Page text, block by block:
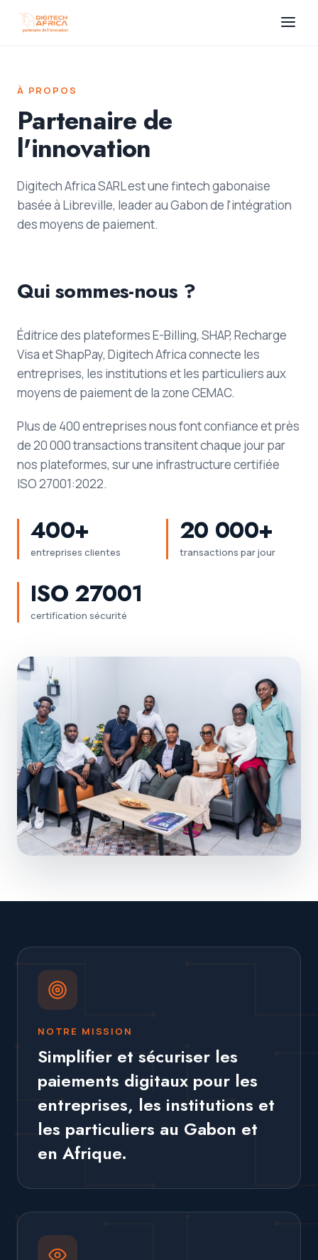
À PROPOS
Partenaire de
l'innovation
Digitech Africa SARL est une fintech gabonaise
basée à Libreville, leader au Gabon de l'intégration
des moyens de paiement.
Qui sommes-nous ?
Éditrice des plateformes E-Billing, SHAP, Recharge
Visa et ShapPay, Digitech Africa connecte les
entreprises, les institutions et les particuliers aux
moyens de paiement de la zone CEMAC.
Plus de 400 entreprises nous font confiance et près
de 20 000 transactions transitent chaque jour par
nos plateformes, sur une infrastructure certifiée
ISO 27001:2022.
400+
entreprises clientes
20 000+
transactions par jour
ISO 27001
certification sécurité
NOTRE MISSION
Simplifier et sécuriser les
paiements digitaux pour les
entreprises, les institutions et
les particuliers au Gabon et
en Afrique.